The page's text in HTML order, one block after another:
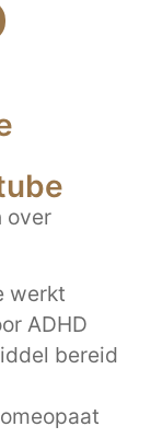
over
werkt
ADHD
bereid